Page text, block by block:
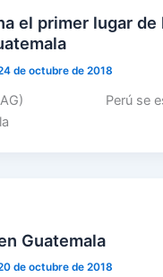
el primer lugar de
de octubre de 2018
Perú se
Guatemala
de octubre de 2018